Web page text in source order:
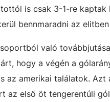
is csak 3-1-re kaptak
bennmaradni az
való
hogy a végén a
az amerikai találatok. Azt
az első öt tengerentúli